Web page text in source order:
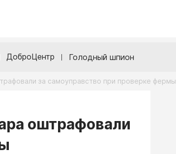
ДоброЦентр Голодный шпион
за самоуправство при проверке фермы
оштрафовали